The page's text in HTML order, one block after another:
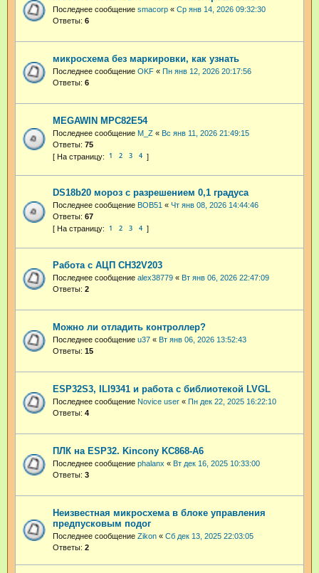
Последнее сообщение smacorp « Ср янв 14, 2026 09:32:30
Ответы: 6
микросхема без маркировки, как узнать
Последнее сообщение OKF « Пн янв 12, 2026 20:17:56
Ответы: 6
MEGAWIN MPC82E54
Последнее сообщение M_Z « Вс янв 11, 2026 21:49:15
Ответы: 75
1 2 3 4
DS18b20 мороз с разрешением 0,1 градуса
Последнее сообщение BOB51 « Чт янв 08, 2026 14:44:46
Ответы: 67
1 2 3 4
Работа с АЦП CH32V203
Последнее сообщение alex38779 « Вт янв 06, 2026 22:47:09
Ответы: 2
Можно ли отладить контроллер?
Последнее сообщение u37 « Вт янв 06, 2026 13:52:43
Ответы: 15
ESP32S3, ILI9341 и работа с библиотекой LVGL
Последнее сообщение Novice user « Пн дек 22, 2025 16:22:10
Ответы: 4
ПЛК на ESP32. Kincony KC868-A6
Последнее сообщение phalanx « Вт дек 16, 2025 10:33:00
Ответы: 3
Неизвестная микросхема в блоке управления
предпусковым подог
Последнее сообщение Zikon « Сб дек 13, 2025 22:03:05
Ответы: 2